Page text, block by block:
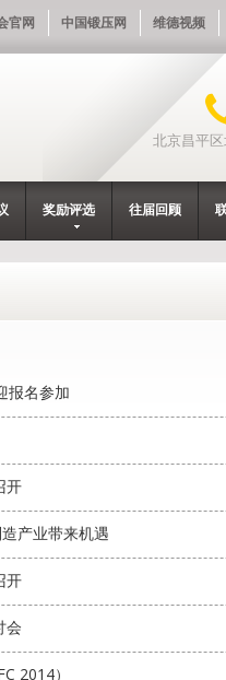
官网 中国锻压网 维德视频
北京昌平
奖励评选 往届回顾
名参加
开
产业带来机遇
开
会
2014）